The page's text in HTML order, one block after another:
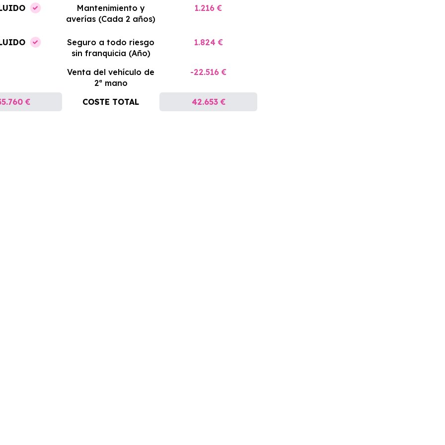
Mantenimiento y
averías (Cada 2 años)
1.216 €
Seguro a todo riesgo
sin franquicia (Año)
1.824 €
Venta del vehículo de
2ª mano
-22.516 €
€ COSTE TOTAL 42.653 €